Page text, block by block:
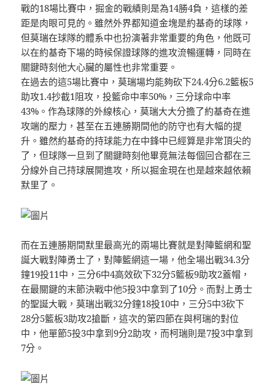
戰的18場比賽中，掘金的戰績則是為14勝4負，這樣的差
距是肉眼可見的。雖然外界都知道金塊是約基奇的球隊，
但莫瑞在球隊的體系中也扮演著非常重要的角色，他既可
以在約基奇下場的時候保證球隊的進攻流暢運轉，同時在
關鍵時刻他大心臟的屬性也非常重要。
在過去的這5場比賽中，莫瑞場均能夠砍下24.4分6.2籃板5
助攻1.4抄截1阻攻，投籃命中率50%，三分球命中率
43%。作為球隊的外線核心，莫瑞大大分擔了約基奇在進
攻端的壓力，甚至在五連勝期間他的防守也有大幅的提
升。雖然約基奇的持球能力在中鋒中已經算是非常頂尖的
了，但球隊一旦到了關鍵時刻他畢竟無法每個回合都在三
分線外自己持球展開進攻，所以掘金現在也是越來越依賴
默里了。
而在五連勝期間默里最高光的兩場比賽就是對陣籃網和聖
誕大戰對陣勇士了，對陣籃網這一場，他全場出戰34.3分
鐘19投11中，三分6中4高效砍下32分5籃板9助攻2蓋帽，
在最關鍵的末節決戰中他5投3中拿到了10分。而對上勇士
的聖誕大戰，莫瑞出戰32分鐘18投10中，三分5中3砍下
28分5籃板3助攻2搶斷，這次的第四節在與柯瑞的對位
中，他單節5投3中拿到9分2助攻，而柯瑞則是7投3中拿到
7分。